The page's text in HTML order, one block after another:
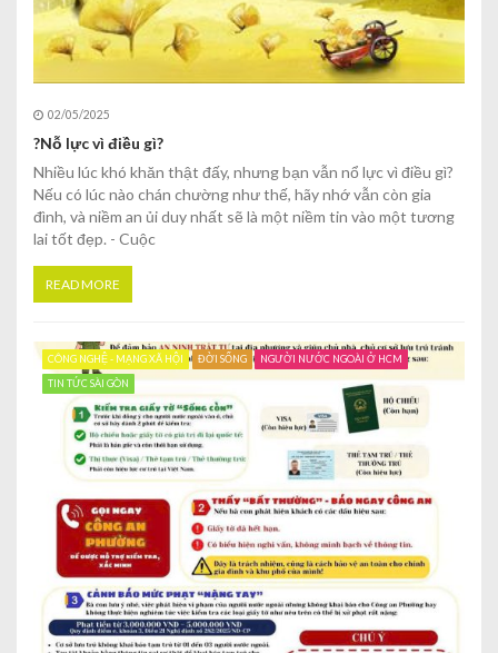
02/05/2025
?Nỗ lực vì điều gì?
Nhiều lúc khó khăn thật đấy, nhưng bạn vẫn nổ lực vì điều gì?
Nếu có lúc nào chán chường như thế, hãy nhớ vẫn còn gia
đình, và niềm an ủi duy nhất sẽ là một niềm tin vào một tương
lai tốt đẹp. - Cuộc
READ MORE
CÔNG NGHỆ - MẠNG XÃ HỘI ĐỜI SỐNG
NGƯỜI NƯỚC NGOÀI Ở HCM
TIN TỨC SÀI GÒN